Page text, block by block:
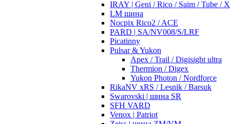
IRAY | Geni / Rico / Saim / Tube /
LM шина
Nocpix Rico2 / ACE
PARD | SA/NV008/S/LRF
Picatinny
Pulsar & Yukon
Apex / Trail / Digisight ultra
Thermion / Digex
Yukon Photon / Nordforce
RikaNV xRS / Lesnik / Barsuk
Swarovski | шина SR
SFH VARD
Venox | Patriot